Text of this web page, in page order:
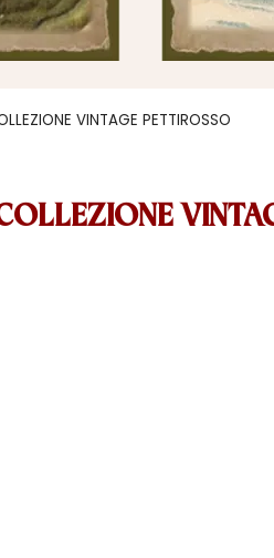
VINTAGE PETTIROSSO